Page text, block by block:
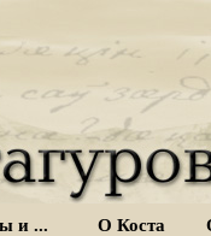
и ... О Коста